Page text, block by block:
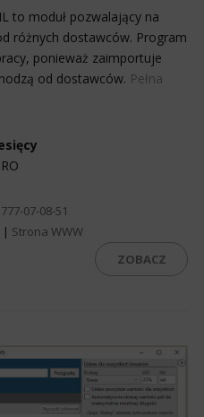
to moduł pozwalający na
różnych dostawców. Program
ponieważ zaimportuje
od dostawców. Pełna
07-08-51
| Strona WWW
ZOBACZ